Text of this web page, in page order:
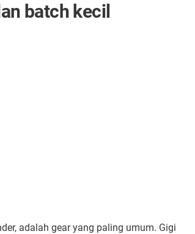
batch kecil
adalah gear yang paling umum. Gigi